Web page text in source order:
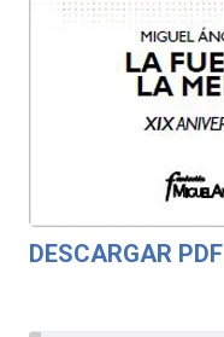
DESCARGAR PDF